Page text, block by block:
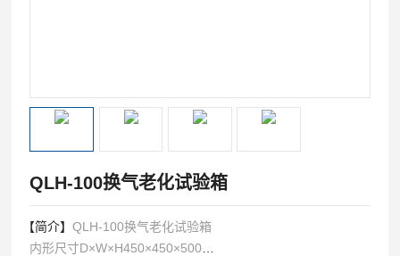
QLH-100换气老化试验箱
【简介】QLH-100换气老化试验箱
内形尺寸D×W×H450×450×500